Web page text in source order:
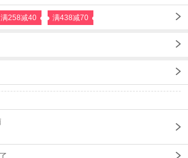
满258减40 满438减70